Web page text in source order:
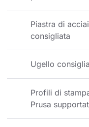
Piastra di
consigliata
Ugello
Profili di
Prusa